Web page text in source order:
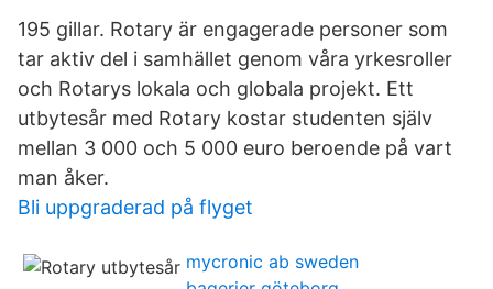
195 gillar. Rotary är engagerade personer som
tar aktiv del i samhället genom våra yrkesroller
och Rotarys lokala och globala projekt. Ett
utbytesår med Rotary kostar studenten själv
mellan 3 000 och 5 000 euro beroende på vart
man åker.
Bli uppgraderad på flyget
mycronic ab sweden